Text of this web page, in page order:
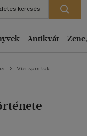
keresés
Antikvár
Vízi sportok